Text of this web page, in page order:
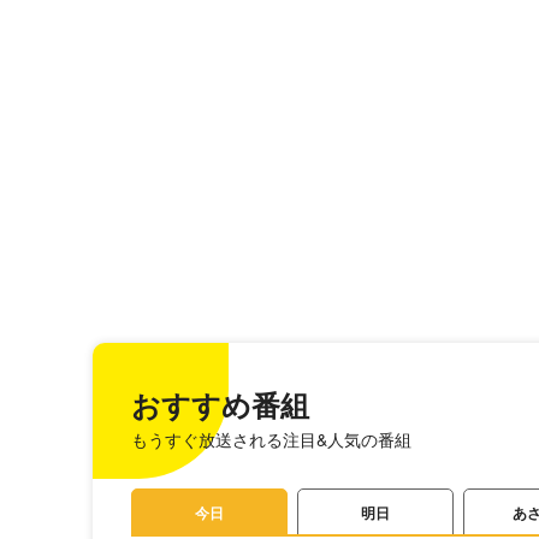
おすすめ番組
もうすぐ放送される注目&人気の番組
今日 明日 あ